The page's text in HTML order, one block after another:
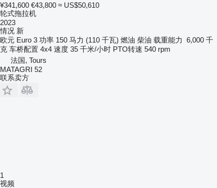
¥341,600 €43,800 ≈ US$50,610
轮式拖拉机
2023
情况 新
欧元 Euro 3 功率 150 马力 (110 千瓦) 燃油 柴油 载重能力 6,000 千
克 车桥配置 4x4 速度 35 千米/小时 PTO转速 540 rpm
法国, Tours
MATAGRI 52
联系卖方
1
视频